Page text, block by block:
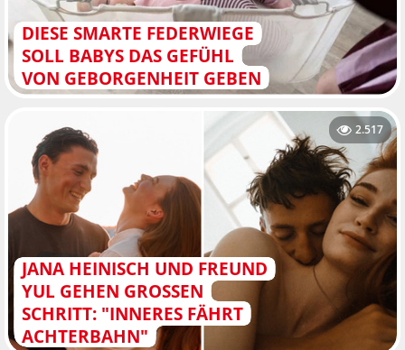
DIESE SMARTE FEDERWIEGE
SOLL BABYS DAS GEFÜHL
VON GEBORGENHEIT GEBEN
JANA HEINISCH UND FREUND
YUL GEHEN GROSSEN S
CHRITT: "INNERES FÄHRT A
CHTERBAHN"
2.517